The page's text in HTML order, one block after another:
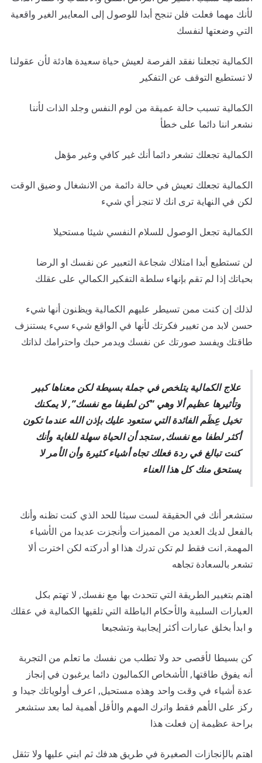
لأنك مهما فعلت فلن تنجح أبدا للوصول إلى المعايير الغير واقعية
التي وضعتها لنفسك
الكمالية تجعلنا نفقد الفرصة لعيش حياة سعيدة هادئة لأن عقولنا
لا تستطيع التوقف عن التفكير
الكمالية تسبب حالة عميقة من لوم النفس وجلد الذات لأننا
نشعر اننا دائما على خطأ
الكمالية تجعلك تشعر دائما أنك غير كافي وغير مؤهل
الكمالية تجعلك تعيش في حالة دائمة من الانشغال وضيق الوقت
لكن في النهاية ترى انك لا تنجز أي شيء
الكمالية تجعل الوصول للسلام النفسي شيئا مستحيلا
لن تستطيع أبدا امتلاك شجاعة التعبير عن نفسك او الرضا
بحياتك إذا لم تقم بإنهاء سلطة التفكير الكمالي على عقلك
لذلك إن كنت ممن تسيطر عليهم الكمالية ويظنون أنها شيء
حسن لابد من تغيير فكرتك لأنها في الواقع شيء سيء يستنزف
طاقتك ويفسد صورتك عن نفسك ويدمر حبك واحترامك لذاتك
علاج الكمالية يتلخص في جملة بسيطة لكن معناها كبير
وتأثيرها عظيم ألا وهي “كن لطيفا مع نفسك”, لا يمكنك
تخيل عِظَم الفائدة التي ستعود عليك بإذن الله عندما تكون
أكثر لطفا مع نفسك, ستجد أن الحياة سهلة للغاية وأنك
كنت تبالغ في ردة فعلك تجاه أشياء كثيرة وأن الأمر لا
يستحق منك كل هذا العناء
ستشعر أنك في الحقيقة لست سيئا للحد الذي كنت تظنه وأنك
بالفعل لديك العديد من المميزات وأنجزت عديدا من الأشياء
المهمة, انت فقط لم تكن تدرك هذا او أدركته لكن اخترت ألا
تشعر بالسعادة تجاهه
اهتم بتغيير الطريقة التي تتحدث بها مع نفسك, لا تهتم بكل
العبارات السلبية والأحكام الباطلة التي تلقيها الكمالية في عقلك
و ابدأ بخلق عبارات أكثر إيجابية وتشجيعا
كن بسيطا لأقصى حد ولا تطلب من نفسك ما تعلم من التجربة
أنه يفوق طاقتها, الأشخاص الكماليون دائما يرغبون في إنجاز
عدة أشياء في وقت واحد وهذه مستحيل, اعرف أولوياتك جيدا و
ركز على الأهم فقط واترك المهم والأقل أهمية لما بعد ستشعر
براحة عظيمة إن فعلت هذا
اهتم بالإنجازات الصغيرة في طريق هدفك ثم ابني عليها ولا تثقل